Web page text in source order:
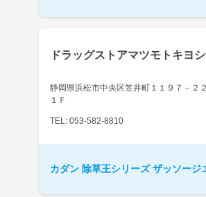
ドラッグストアマツモトキヨ
静岡県浜松市中央区笠井町１１９７－２
１Ｆ
TEL: 053-582-8810
カダン 除草王シリーズ ザッソージ